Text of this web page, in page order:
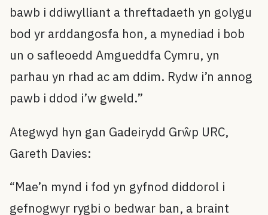
bawb i ddiwylliant a threftadaeth yn golygu
bod yr arddangosfa hon, a mynediad i bob
un o safleoedd Amgueddfa Cymru, yn
parhau yn rhad ac am ddim. Rydw i’n annog
pawb i ddod i’w gweld.”
Ategwyd hyn gan Gadeirydd Grŵp URC,
Gareth Davies:
“Mae’n mynd i fod yn gyfnod diddorol i
gefnogwyr rygbi o bedwar ban, a braint